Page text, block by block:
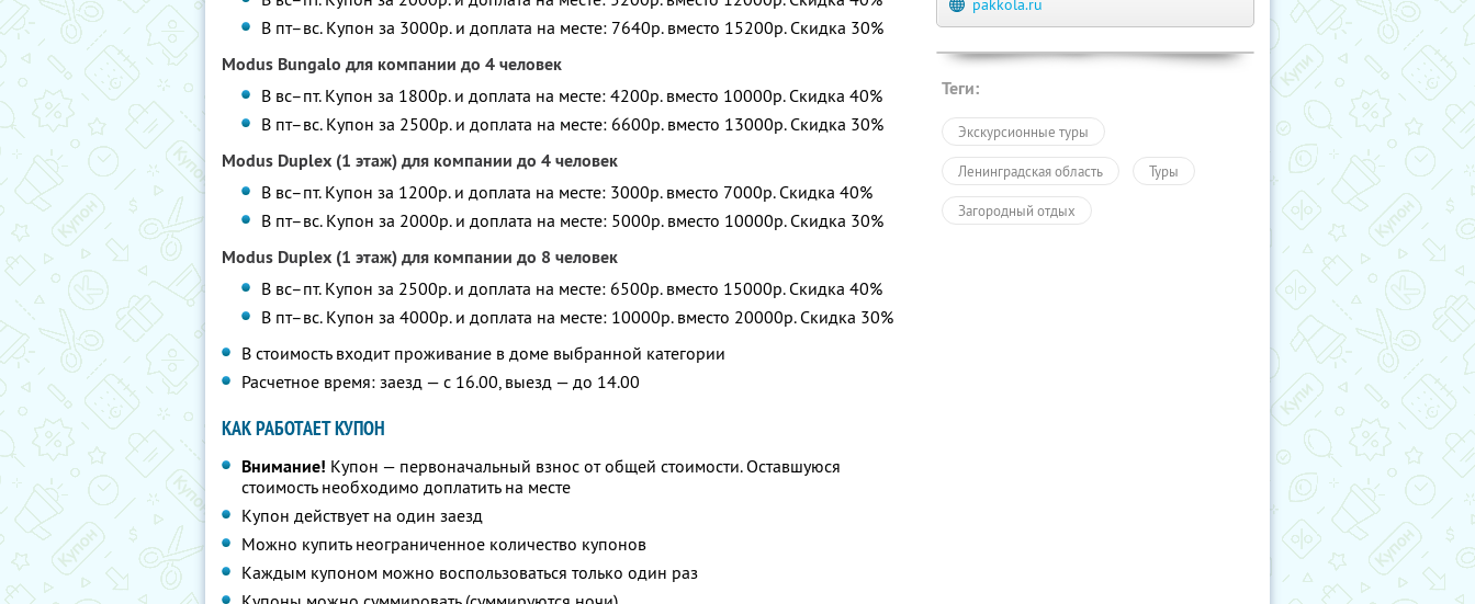
В пт–вс. Купон за 3000р. и доплата на месте: 7640р. вместо 15200р. Скидка 30%
Modus Bungalo для компании до 4 человек
В вс–пт. Купон за 1800р. и доплата на месте: 4200р. вместо 10000р. Скидка 40%
В пт–вс. Купон за 2500р. и доплата на месте: 6600р. вместо 13000р. Скидка 30%
Modus Duplex (1 этаж) для компании до 4 человек
В вс–пт. Купон за 1200р. и доплата на месте: 3000р. вместо 7000р. Скидка 40%
В пт–вс. Купон за 2000р. и доплата на месте: 5000р. вместо 10000р. Скидка 30%
Modus Duplex (1 этаж) для компании до 8 человек
В вс–пт. Купон за 2500р. и доплата на месте: 6500р. вместо 15000р. Скидка 40%
В пт–вс. Купон за 4000р. и доплата на месте: 10000р. вместо 20000р. Скидка 30%
В стоимость входит проживание в доме выбранной категории
Расчетное время: заезд — с 16.00, выезд — до 14.00
КАК РАБОТАЕТ КУПОН
Внимание! Купон — первоначальный взнос от общей стоимости. Оставшуюся
стоимость необходимо доплатить на месте
Купон действует на один заезд
Можно купить неограниченное количество купонов
Каждым купоном можно воспользоваться только один раз
pakkola.ru
Теги:
Экскурсионные туры
Ленинградская область Туры
Загородный отдых